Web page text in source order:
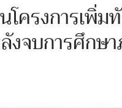
ครงการเพิ่
งจบการศึกษ